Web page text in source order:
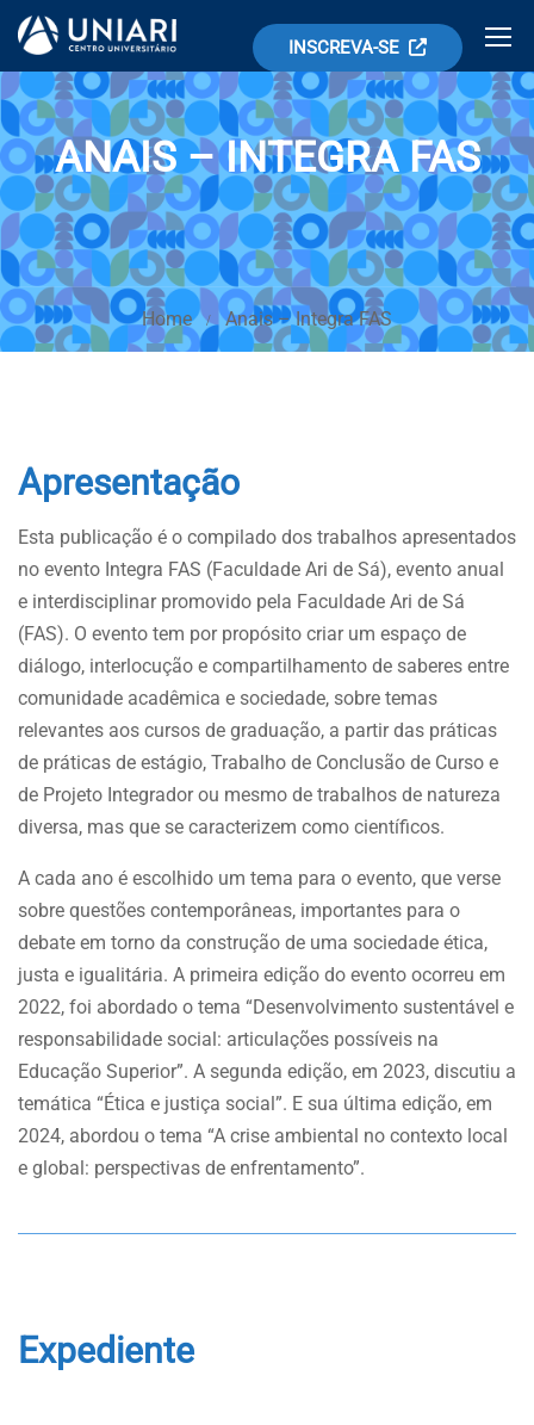
INSCREVA-SE
ANAIS – INTEGRA FAS
Home Anais – Integra FAS
Apresentação
Esta publicação é o compilado dos trabalhos apresentados
no evento Integra FAS (Faculdade Ari de Sá), evento anual
e interdisciplinar promovido pela Faculdade Ari de Sá
(FAS). O evento tem por propósito criar um espaço de
diálogo, interlocução e compartilhamento de saberes entre
comunidade acadêmica e sociedade, sobre temas
relevantes aos cursos de graduação, a partir das práticas
de práticas de estágio, Trabalho de Conclusão de Curso e
de Projeto Integrador ou mesmo de trabalhos de natureza
diversa, mas que se caracterizem como científicos.
A cada ano é escolhido um tema para o evento, que verse
sobre questões contemporâneas, importantes para o
debate em torno da construção de uma sociedade ética,
justa e igualitária. A primeira edição do evento ocorreu em
2022, foi abordado o tema “Desenvolvimento sustentável e
responsabilidade social: articulações possíveis na
Educação Superior”. A segunda edição, em 2023, discutiu a
temática “Ética e justiça social”. E sua última edição, em
2024, abordou o tema “A crise ambiental no contexto local
e global: perspectivas de enfrentamento”.
Expediente